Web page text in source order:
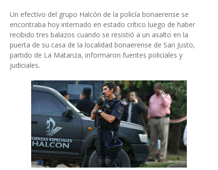
Un efectivo del grupo Halcón de la policía bonaerense se
encontraba hoy internado en estado crítico luego de haber
recibido tres balazos cuando se resistió a un asalto en la
puerta de su casa de la localidad bonaerense de San Justo,
partido de La Matanza, informaron fuentes policiales y
judiciales.